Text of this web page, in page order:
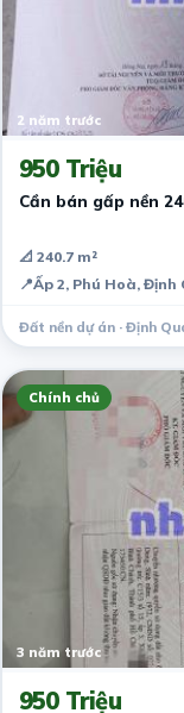
2 năm trước
950 Triệu
Cần bán gấp nền
📐 240.7 m²
📍Ấp 2, Phú Hoà,
Đất nền dự án · Định
Chính chủ
3 năm trước
950 Triệu